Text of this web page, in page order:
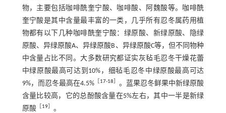
物，主要包括咖啡酰奎宁酸、咖啡酸、阿魏酸等。咖啡酰
奎宁酸是其中含量最丰富的一类，几乎所有忍冬属药用植
物都有以下几种咖啡酰奎宁酸：绿原酸、新绿原酸、隐绿
原酸、异绿原酸A、异绿原酸B、异绿原酸C等，但不同物种
中含量占比不同。大多数研究都证实灰毡毛忍冬干燥花蕾
中绿原酸最高可达到10%，细毡毛忍冬中绿原酸最高可达
9%，而忍冬最高在4.5%
17⁃18
。蓝果忍冬鲜果中新绿原酸
含量比较高，它的总酚酸含量在5%左右，其中一半是新绿
原酸［ 19］ 。